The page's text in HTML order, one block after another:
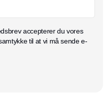
accepterer du vores
til at vi må sende e-